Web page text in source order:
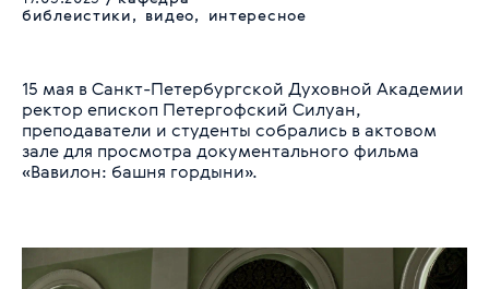
библеистики, видео, интересное
15 мая в Санкт-Петербургской Духовной Академии
ректор епископ Петергофский Силуан,
преподаватели и студенты собрались в актовом
зале для просмотра документального фильма
«Вавилон: башня гордыни».